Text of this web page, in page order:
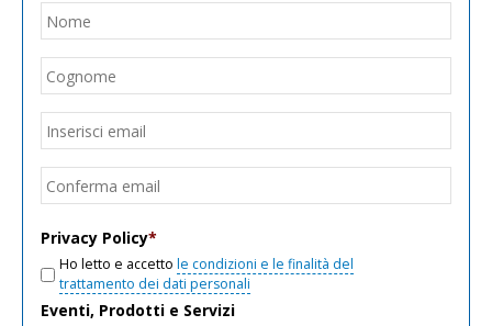
Nome
Email
Privacy Policy*
Ho letto e accetto le condizioni e le finalità del
trattamento dei dati personali
Eventi, Prodotti e Servizi